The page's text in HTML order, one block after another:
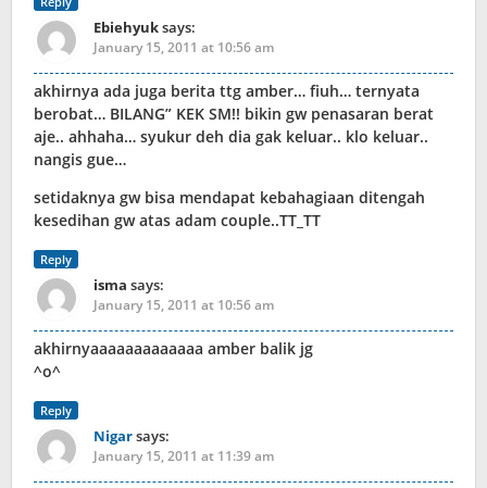
Ebiehyuksays:
January 15, 2011 at 10:56 am
akhirnya ada juga berita ttg amber… fiuh… ternyata
berobat… BILANG” KEK SM!! bikin gw penasaran berat
aje.. ahhaha… syukur deh dia gak keluar.. klo keluar..
nangis gue…
setidaknya gw bisa mendapat kebahagiaan ditengah
kesedihan gw atas adam couple..TT_TT
Reply
isma says:
January 15, 2011 at 10:56 am
akhirnyaaaaaaaaaaaaa amber balik jg
^o^
Reply
Nigarsays:
January 15, 2011 at 11:39 am